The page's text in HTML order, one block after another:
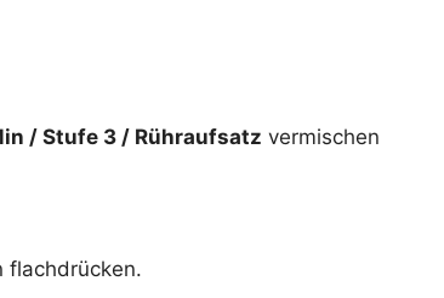
/ Stufe 3 / Rühraufsatz vermischen
flachdrücken.